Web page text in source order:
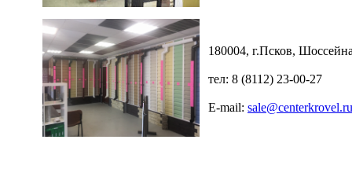
180004, г.Псков,
тел: 8 (8112) 23-00-27
E-mail: sale@centerkrovel.ru